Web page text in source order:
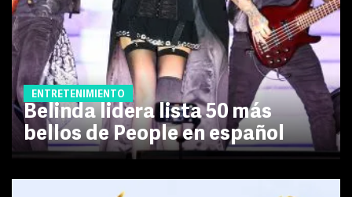
ENTRETENIMIENTO
Belinda lidera lista 50 más
bellos de People en español